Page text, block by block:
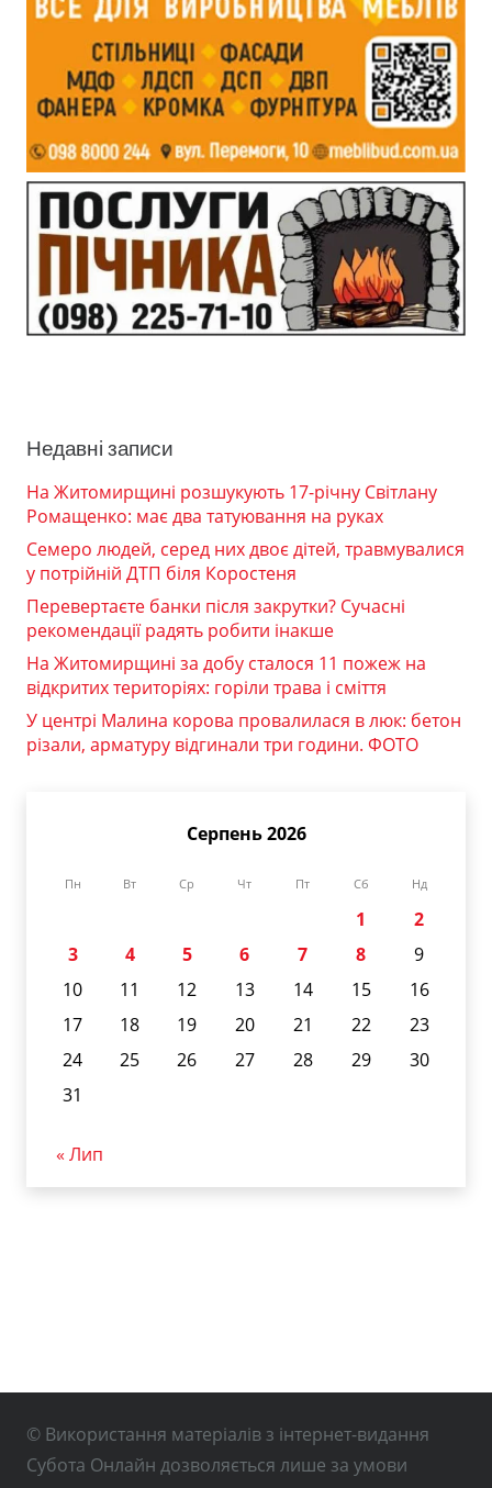
Недавні записи
На Житомирщині розшукують 17-річну Світлану
Ромащенко: має два татуювання на руках
Семеро людей, серед них двоє дітей, травмувалися
у потрійній ДТП біля Коростеня
Перевертаєте банки після закрутки? Сучасні
рекомендації радять робити інакше
На Житомирщині за добу сталося 11 пожеж на
відкритих територіях: горіли трава і сміття
У центрі Малина корова провалилася в люк: бетон
різали, арматуру відгинали три години. ФОТО
Серпень 2026
Пн Вт Ср Чт Пт Сб Нд
1
2
3
4 5 6 7 8
9
10
11 12 13 14 15
16
17
18 19 20 21 22
23
24
25 26 27 28 29
30
31
« Лип
© Використання матеріалів з інтернет-видання
Субота Онлайн дозволяється лише за умови